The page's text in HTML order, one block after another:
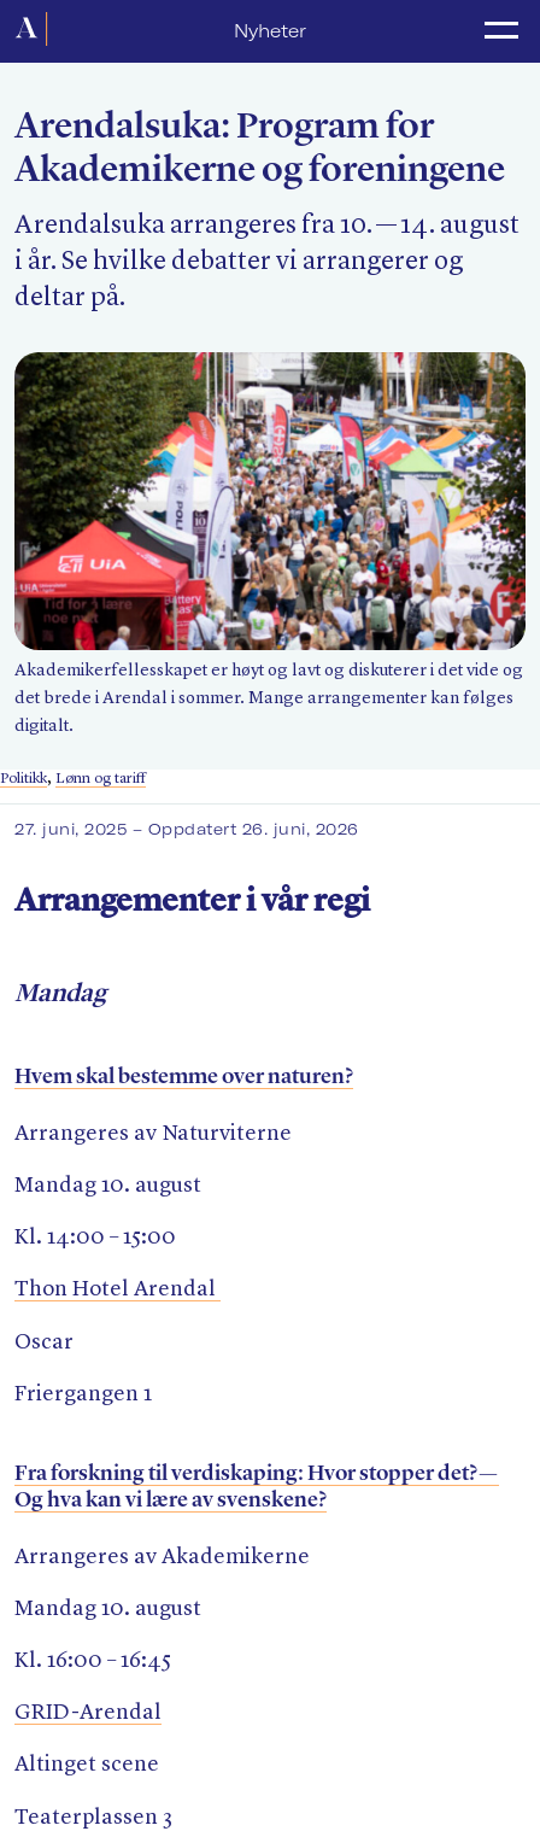
Nyheter
Forside
Lønnsoppgjør
Medlemsforeninger
Kurs og konferanser
For media
Akademikerne Pluss
Nyheter
Om Akademikerne
Søk
Arendalsuka: Program for
Akademikerne og foreningene
Arendalsuka arrangeres fra 10. — 14. august
i år. Se hvilke debatter vi arrangerer og
deltar på.
Akademikerfellesskapet er høyt og lavt og diskuterer i det vide og
det brede i Arendal i sommer. Mange arrangementer kan følges
digitalt.
Politikk, Lønn og tariff
27. juni, 2025 – Oppdatert 26. juni, 2026
Arrangementer i vår regi
Mandag
Hvem skal bestemme over naturen?
Arrangeres av Naturviterne
Mandag 10. august
Kl. 14:00 – 15:00
Thon Hotel Arendal
Oscar
Friergangen 1
Fra forskning til verdiskaping: Hvor stopper det? —
Og hva kan vi lære av svenskene?
Arrangeres av Akademikerne
Mandag 10. august
Kl. 16:00 – 16:45
GRID-Arendal
Altinget scene
Teaterplassen 3